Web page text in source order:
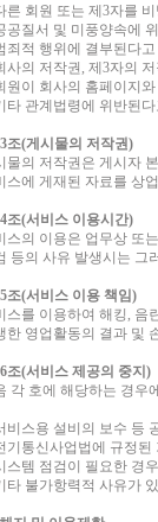
른 회원 또는 제3자를
공질서 및 미풍양속에
죄적 행위에 결부된다
사의 저작권, 제3자의
원이 회사의 홈페이지
타 관계법령에 위반된
조(게시물의 저작권)
물의 저작권은 게시자
스에 게재된 자료를 상
조(서비스 이용시간)
스의 이용은 업무상 또
등의 사유 발생시는 그
조(서비스 이용 책임)
스를 이용하여 해킹, 음
한 영업활동의 결과 및
조(서비스 제공의 중지)
각 호에 해당하는 경우
비스용 설비의 보수 등
기통신사업법에 규정
스템 점검이 필요한 경우
타 불가항력적 사유가